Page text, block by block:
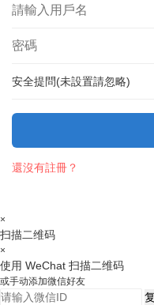
安全提問(未設置請忽略)
還沒有註冊？
×
扫描二维码
×
使用 WeChat 扫描二维码
或手动添加微信好友